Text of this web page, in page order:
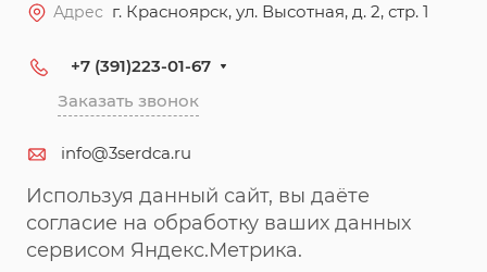
Адрес г. Красноярск, ул. Высотная, д. 2, стр. 1
+7 (391)223-01-67
Заказать звонок
info@3serdca.ru
Используя данный сайт, вы даёте
согласие на обработку ваших данных
сервисом Яндекс.Метрика.